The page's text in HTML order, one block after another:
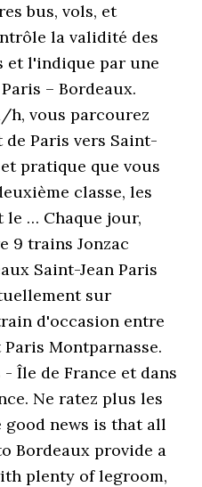
bus, vols, et
la validité des
et l'indique par une
– Bordeaux.
h, vous parcourez
Paris vers Saint-
pratique que vous
classe, les
… Chaque jour,
9 trains Jonzac
Saint-Jean Paris
sur
d'occasion entre
Montparnasse.
Île de France et dans
Ne ratez plus les
good news is that all
Bordeaux provide a
plenty of legroom,